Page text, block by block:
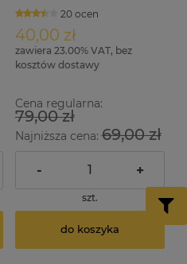
neutralna20 ocen
40,00 zł
zawiera 23.00% VAT, bez
kosztów dostawy
Cena regularna:
79,00 zł
Najniższa cena:69,00 zł
- +
szt.
do koszyka